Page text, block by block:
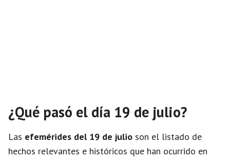
¿Qué pasó el día 19 de julio?
Las efemérides del 19 de julio son el listado de
hechos relevantes e históricos que han ocurrido en